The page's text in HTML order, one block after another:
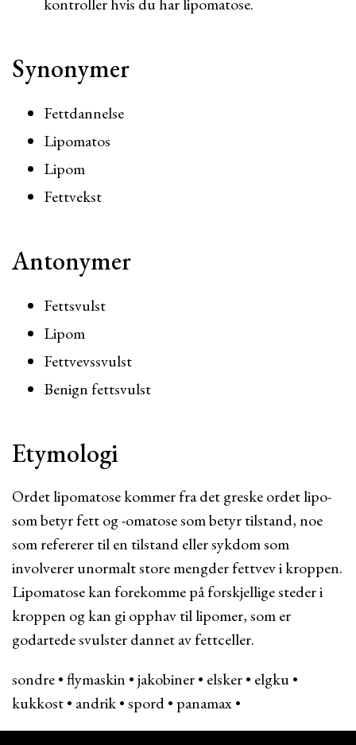
kontroller hvis du har lipomatose.
Synonymer
Fettdannelse
Lipomatos
Lipom
Fettvekst
Antonymer
Fettsvulst
Lipom
Fettvevssvulst
Benign fettsvulst
Etymologi
Ordet lipomatose kommer fra det greske ordet lipo-
som betyr fett og -omatose som betyr tilstand, noe
som refererer til en tilstand eller sykdom som
involverer unormalt store mengder fettvev i kroppen.
Lipomatose kan forekomme på forskjellige steder i
kroppen og kan gi opphav til lipomer, som er
godartede svulster dannet av fettceller.
sondre•flymaskin •jakobiner• elsker• elgku•
kukkost• andrik•spord• panamax•